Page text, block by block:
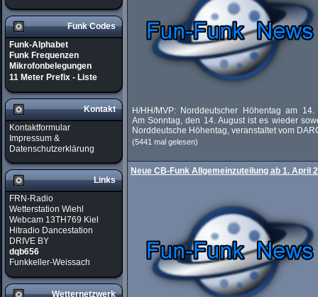
Funk Codes
Funk-Alphabet
Funk Frequenzen
Mikrofonbelegungen
11 Meter Prefix - Liste
Kontakt
Kontaktformular
Impressum &
Datenschutzerklärung
Links
FRN-Radio
Wetterstation Wiehl
Webcam 13TH769 Kiel
Hitradio Dancestation
DRIVE BY
dqb656
Funkkeller-Weissach
Wetternetzwerk
H/HH/MVP: Norddeutscher Höhentag am 14.
Am Sonntag, den 14. August ist es wieder
Norddeutsche Höhentag, veranstaltet vom
(5441 mal gelesen)
Neue CB-Funk Allgemeinzuteilung ab 1. April